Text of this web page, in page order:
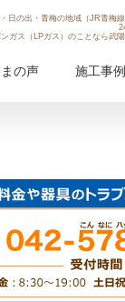
日の出・青梅の地域（JR青梅
ガス（LPガス）のことなら武
の声 施工事例